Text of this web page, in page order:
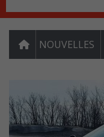
NOUVELLES